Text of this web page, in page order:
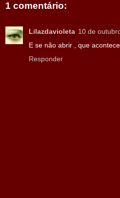
1 comentário:
Lilazdavioleta 10 de
E se não abrir , que
Responder